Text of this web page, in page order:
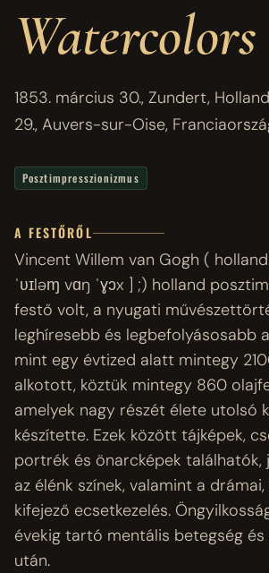
Watercolors
1853. március 30., Zundert,
29., Auvers-sur-Oise,
Posztimpresszionizmus
A FESTŐRŐL
Vincent Willem van Gogh (
ˈʋɪləɱ vɑŋ ˈɣɔx ] ;) holland
festő volt, a nyugati
leghíresebb és legbefolyásosabb
mint egy évtized alatt mintegy
alkotott, köztük mintegy 860
amelyek nagy részét élete utolsó
készítette. Ezek között tájképek,
portrék és önarcképek találhatók,
az élénk színek, valamint a
kifejező ecsetkezelés.
évekig tartó mentális betegség és
után.